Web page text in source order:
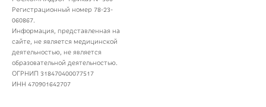
Регистрационный номер 78-23-
060867.
Информация, представленная на
сайте, не является медицинской
деятельностью, не является
образовательной деятельностью.
ОГРНИП 318470400077517
ИНН 470901642707